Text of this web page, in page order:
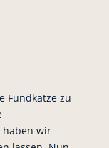
Fundkatze zu
haben wir